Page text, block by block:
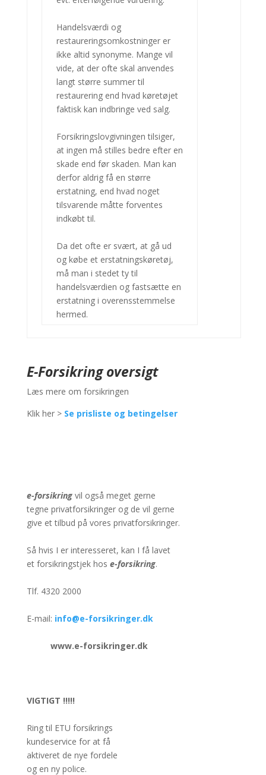
Handelsværdi og
restaureringsomkostninger er
ikke altid synonyme. Mange vil
vide, at der ofte skal anvendes
langt større summer til
restaurering end hvad køretøjet
faktisk kan indbringe ved salg.
Forsikringslovgivningen tilsiger,
at ingen må stilles bedre efter en
skade end før skaden. Man kan
derfor aldrig få en større
erstatning, end hvad noget
tilsvarende måtte forventes
indkøbt til.
Da det ofte er svært, at gå ud
og købe et erstatningskøretøj,
må man i stedetty til
handelsværdien og fastsætte en
erstatning i overensstemmelse
hermed.
E-Forsikring oversigt
Læs mere om forsikringen
Klik her > Se prisliste og betingelser
e-forsikringvil også meget gerne
tegne privatforsikringer og de vil gerne
give ettilbud på vores privatforsikringer.
Så hvis I er interesseret, kan I få lavet
et forsikringstjek hos e-forsikring.
Tlf. 4320 2000
E-mail: info@e-forsikringer.dk
www.e-forsikringer.dk
VIGTIGT !!!!!
Ring til ETU forsikrings
kundeservice for at få
aktiveret de nye fordele
og en ny police.